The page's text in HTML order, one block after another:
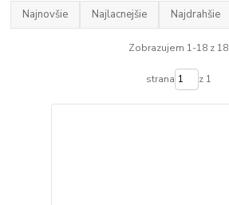
Najnovšie Najlacnejšie Najdrahšie
Zobrazujem 1-18 z 18
strana z 1